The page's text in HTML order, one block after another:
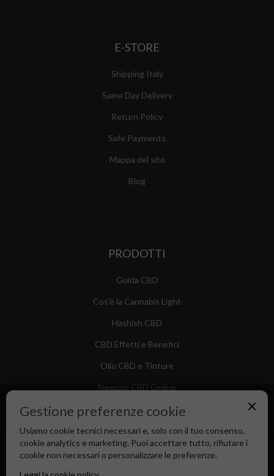
E-STORE
Shipping Italy
Same Day Delivery
Return Policy
Safe Payments
Mappa del sito
Blog
PRODOTTI
Guida CBD
Cos'è la Cannabis Light
Hashish CBD
CBD Effetti e Benefici
Olio CBD e Tinture
Negozio CBD Online
×
Gestione preferenze cookie
Usiamo cookie tecnici necessari e, solo con il tuo consenso,
cookie analytics e marketing. Puoi accettare tutto, rifiutare i
cookie non necessari o personalizzare le preferenze.
Canapa Market - Il tuo Shop di Fiducia dal 2018